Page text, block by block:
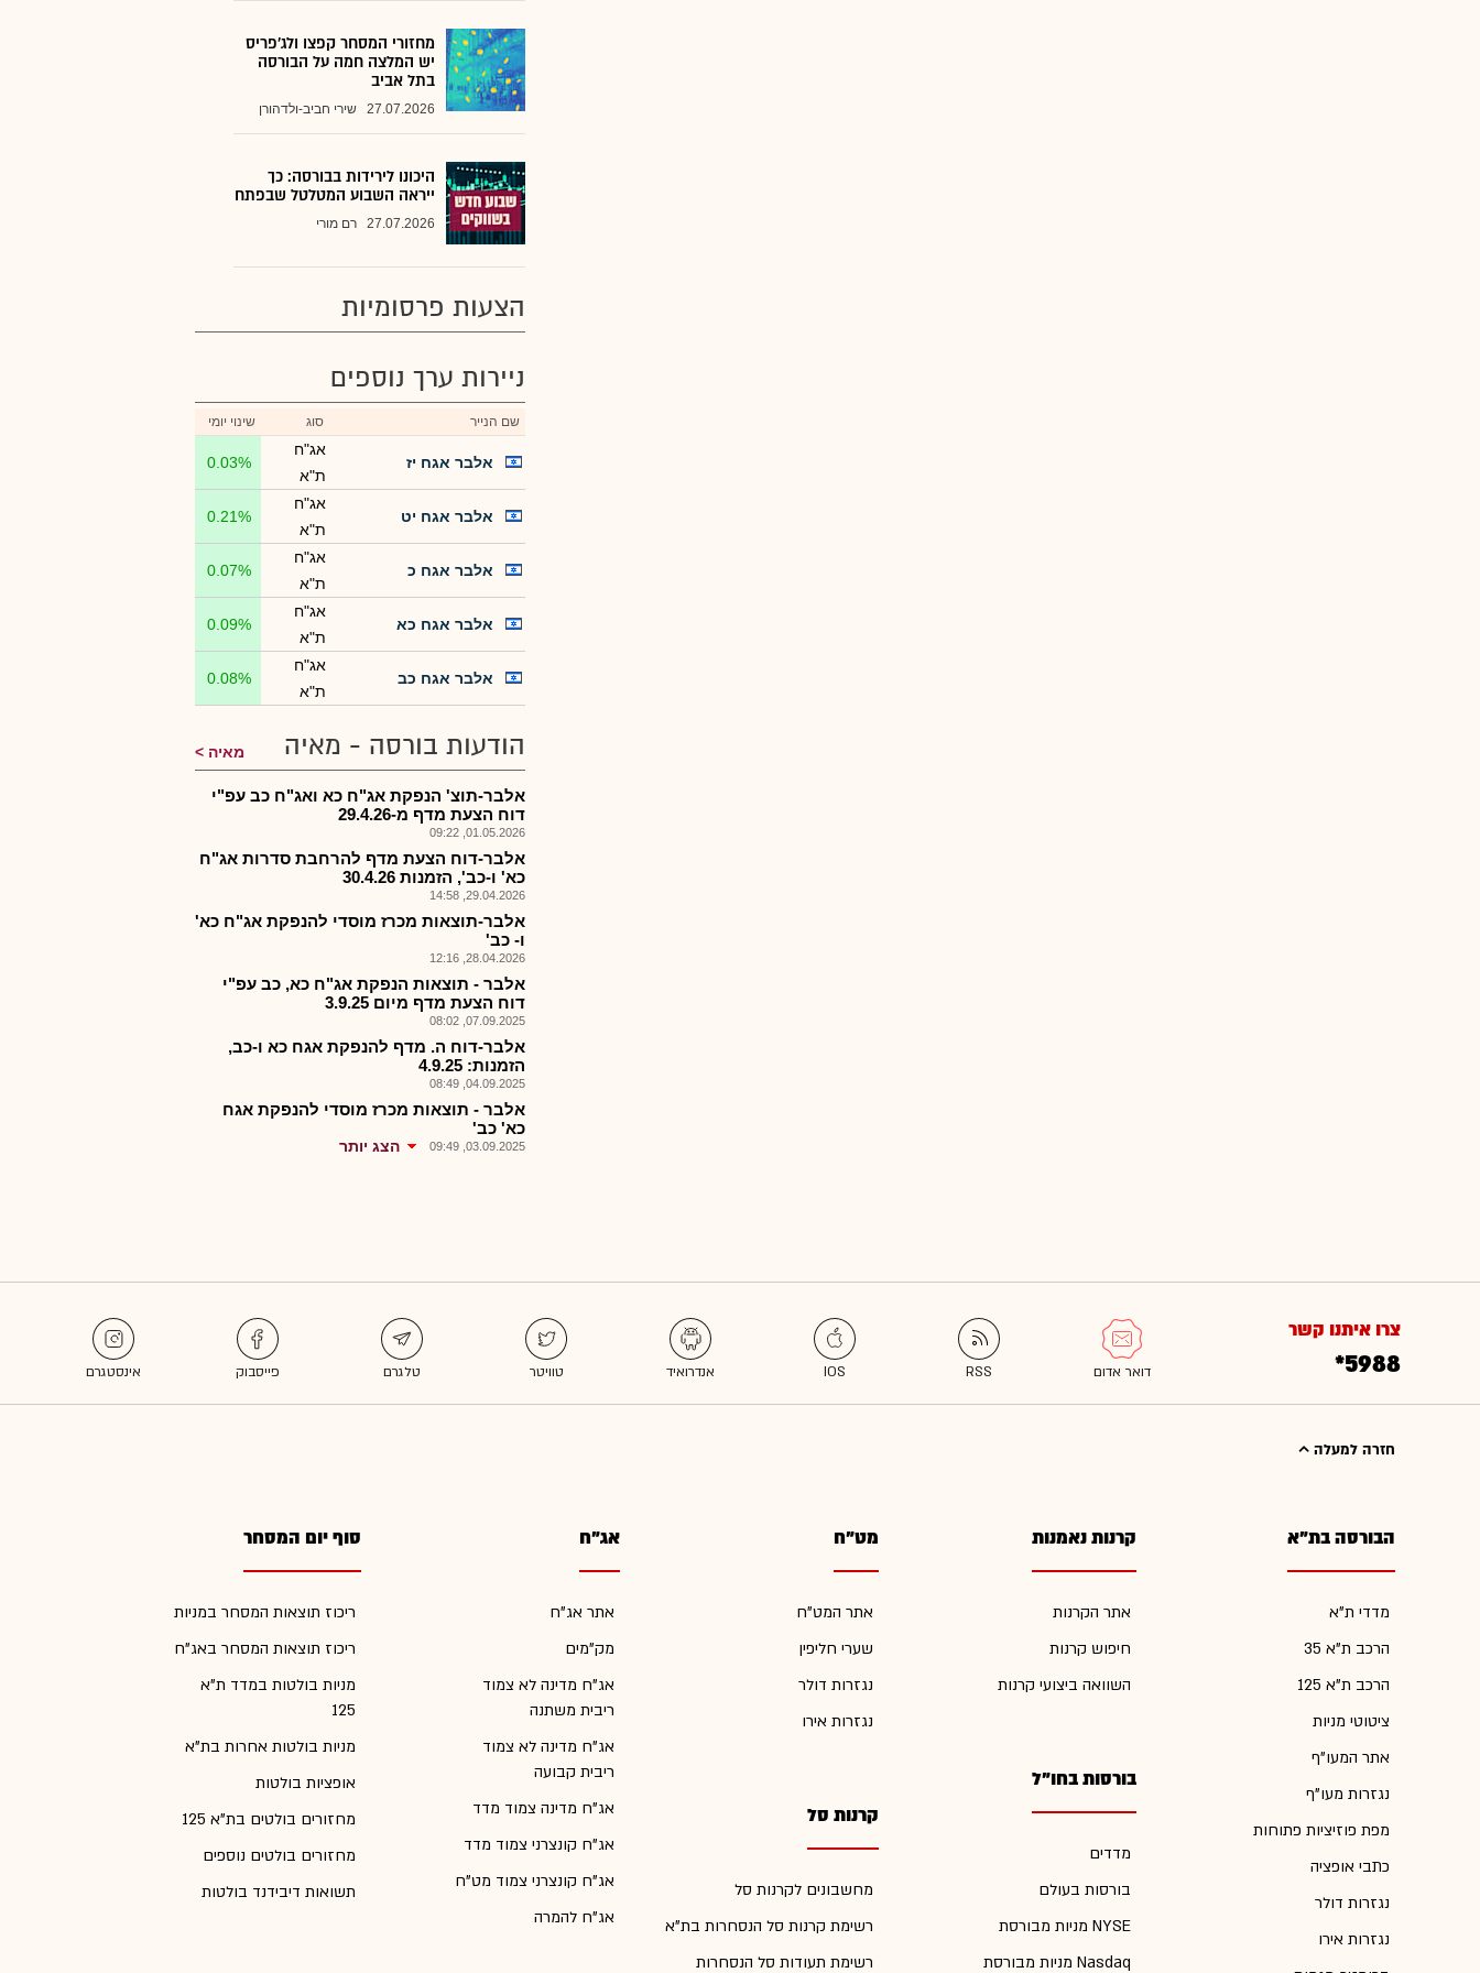
מחזורי המסחר קפצו ולג'פריס
יש המלצה חמה על הבורסה
בתל אביב
27.07.2026 שירי חביב-ולדהורן
היכונו לירידות בבורסה: כך
ייראה השבוע המטלטל שבפתח
27.07.2026 רם מורי
הצעות פרסומיות
ניירות ערך נוספים
שם הנייר סוג שינוי יומי
אלבר אגח יז
אג"ח
ת"א
0.03%
אלבר אגח יט
אג"ח
ת"א
0.21%
אלבר אגח כ
אג"ח
ת"א
0.07%
אלבר אגח כא
אג"ח
ת"א
0.09%
אלבר אגח כב
אג"ח
ת"א
0.08%
הודעות בורסה - מאיה מאיה
אלבר-תוצ' הנפקת אג"ח כא ואג"ח כב עפ"י
דוח הצעת מדף מ-29.4.26
01.05.2026, 09:22
אלבר-דוח הצעת מדף להרחבת סדרות אג"ח
כא' ו-כב', הזמנות 30.4.26
29.04.2026, 14:58
אלבר-תוצאות מכרז מוסדי להנפקת אג"ח כא'
ו- כב'
28.04.2026, 12:16
אלבר - תוצאות הנפקת אג"ח כא, כב עפ"י
דוח הצעת מדף מיום 3.9.25
07.09.2025, 08:02
אלבר-דוח ה. מדף להנפקת אגח כא ו-כב,
הזמנות: 4.9.25
04.09.2025, 08:49
אלבר - תוצאות מכרז מוסדי להנפקת אגח
כא' כב'
03.09.2025, 09:49 הצג יותר
צרו איתנו קשר
*5988
חזרה למעלה
הבורסה בת"א
מדדי ת"א
הרכב ת"א 35
הרכב ת"א 125
ציטוטי מניות
אתר המעו"ף
נגזרות מעו"ף
מפת פוזיציות פתוחות
כתבי אופציה
נגזרות דולר
נגזרות אירו
קרנות נאמנות
אתר הקרנות
חיפוש קרנות
השוואה ביצועי קרנות
בורסות בחו"ל
מדדים
בורסות בעולם
מניות מבורסת NYSE
מניות מבורסת Nasdaq
מט"ח
אתר המט"ח
שערי חליפין
נגזרות דולר
נגזרות אירו
קרנות סל
מחשבונים לקרנות סל
רשימת קרנות סל הנסחרות בת"א
רשימת תעודות סל הנסחרות
אג"ח
אתר אג"ח
מק"מים
אג"ח מדינה לא צמוד
ריבית משתנה
אג"ח מדינה לא צמוד
ריבית קבועה
אג"ח מדינה צמוד מדד
אג"ח קונצרני צמוד מדד
אג"ח קונצרני צמוד מט"ח
אג"ח להמרה
סוף יום המסחר
ריכוז תוצאות המסחר במניות
ריכוז תוצאות המסחר באג"ח
מניות בולטות במדד ת"א
125
מניות בולטות אחרות בת"א
אופציות בולטות
מחזורים בולטים בת"א 125
מחזורים בולטים נוספים
תשואות דיבידנד בולטות